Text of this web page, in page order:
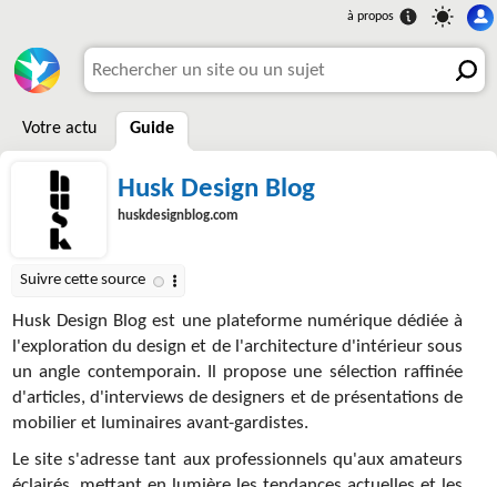
Votre actu Guide
Husk Design Blog
huskdesignblog.com
Husk Design Blog est une plateforme numérique dédiée à
l'exploration du design et de l'architecture d'intérieur sous
un angle contemporain. Il propose une sélection raffinée
d'articles, d'interviews de designers et de présentations de
mobilier et luminaires avant-gardistes.
Le site s'adresse tant aux professionnels qu'aux amateurs